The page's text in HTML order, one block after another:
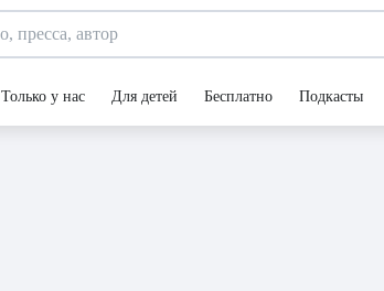
Только у нас Для детей Бесплатно Подкасты